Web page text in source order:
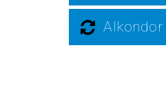
Alkondor